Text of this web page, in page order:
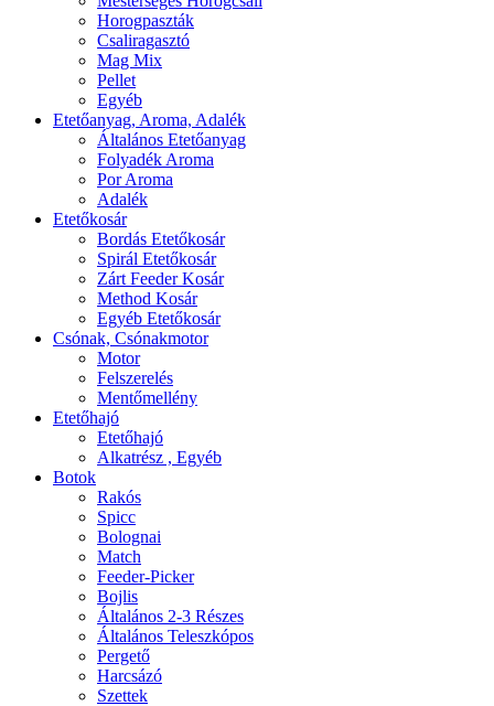
Horogpaszták
Csaliragasztó
Mag Mix
Pellet
Egyéb
Etetőanyag, Aroma, Adalék
Általános Etetőanyag
Folyadék Aroma
Por Aroma
Adalék
Etetőkosár
Bordás Etetőkosár
Spirál Etetőkosár
Zárt Feeder Kosár
Method Kosár
Egyéb Etetőkosár
Csónak, Csónakmotor
Motor
Felszerelés
Mentőmellény
Etetőhajó
Etetőhajó
Alkatrész , Egyéb
Botok
Rakós
Spicc
Bolognai
Match
Feeder-Picker
Bojlis
Általános 2-3 Részes
Általános Teleszkópos
Pergető
Harcsázó
Szettek